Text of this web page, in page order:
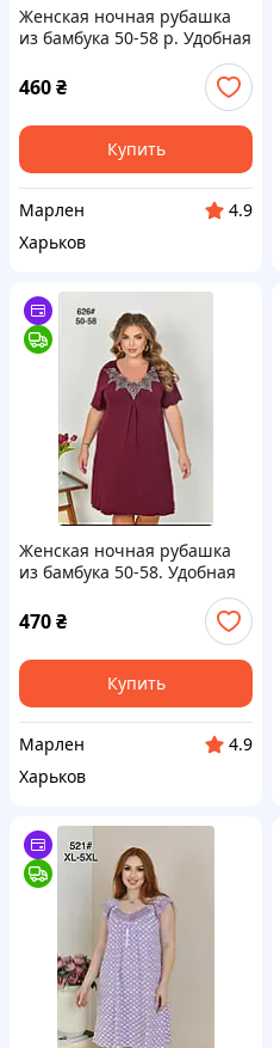
Женская ночная рубашка
из бамбука 50-58 р. Удобная
ночная рубашка большого
размера
460₴
Купить
Марлен
4.9
Харьков
Женская ночная рубашка
из бамбука 50-58. Удобная
470₴
Купить
Марлен
4.9
Харьков